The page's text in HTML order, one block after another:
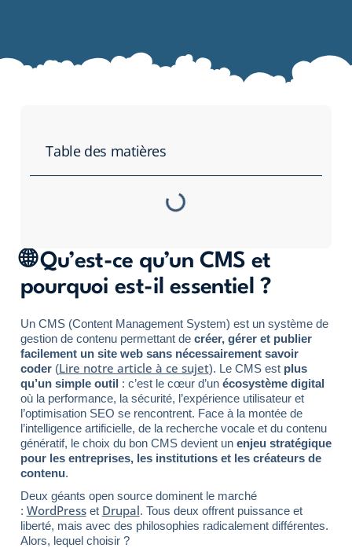
🌐 Qu’est-ce qu’un CMS et
pourquoi est-il essentiel ?
Un CMS (Content Management System) est un système de
gestion de contenu permettant de créer, gérer et publier
facilement un site web sans nécessairement savoir
coder(Lire notre article à ce sujet). Le CMS est plus
qu’un simple outil : c’est le cœur d’un écosystème digital
où la performance, la sécurité, l’expérience utilisateur et
l’optimisation SEO se rencontrent. Face à la montée de
l’intelligence artificielle, de la recherche vocale et du contenu
génératif, le choix du bon CMS devient un enjeu stratégique
pour les entreprises, les institutions et les créateurs de
contenu.
Deux géants open source dominent le marché
: WordPresset Drupal. Tous deux offrent puissance et
liberté, mais avec des philosophies radicalement différentes.
Alors, lequel choisir ?
Table des matières